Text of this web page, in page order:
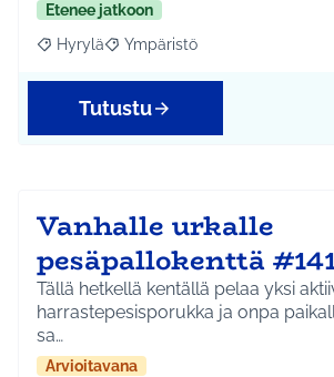
Etenee jatkoon
Rajaa tulokset aihepiirin mukaan: Hyrylä
Hyrylä Rajaa tulokset teeman
Ympäristö
Tutustu
Vanhalle urkalle
pesäpallokenttä
Tällä hetkellä kentällä pelaa yksi
harrastepesisporukka ja onpa
sa…
Arvioitavana